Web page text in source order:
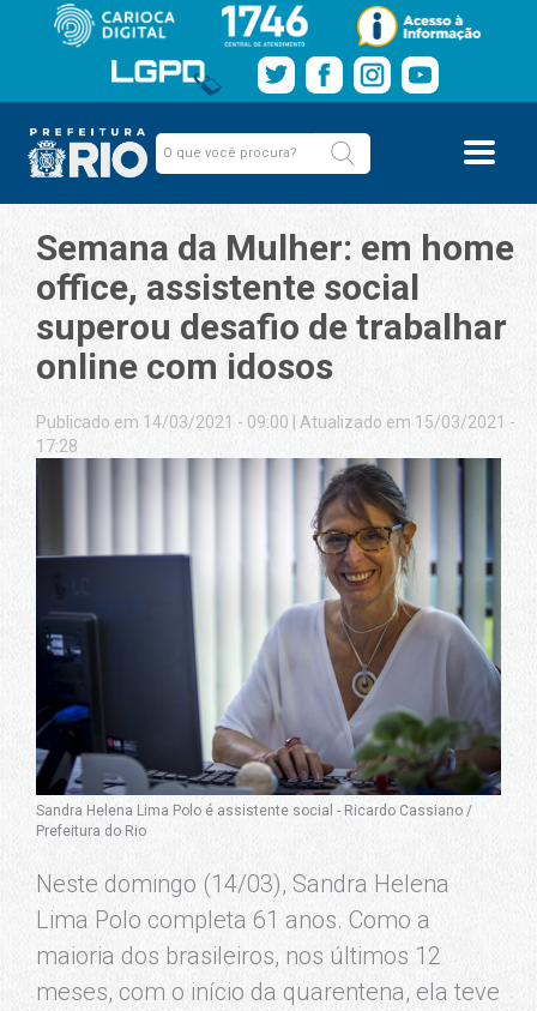
Semana da Mulher: em home
office, assistente social
superou desafio de trabalhar
online com idosos
Publicado em 14/03/2021 - 09:00
Atualizado em 15/03/2021 -
17:28
Sandra Helena Lima Polo é assistente social - Ricardo Cassiano /
Prefeitura do Rio
Neste domingo (14/03), Sandra Helena
Lima Polo completa 61 anos. Como a
maioria dos brasileiros, nos últimos 12
meses, com o início da quarentena, ela teve